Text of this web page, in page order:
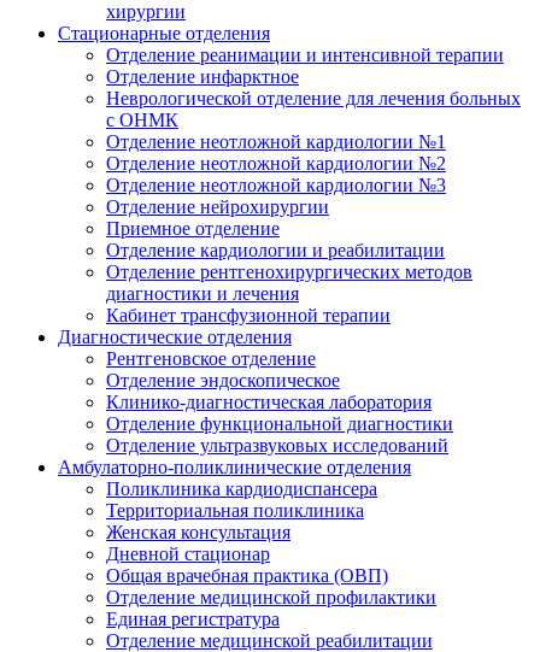
хирургии
Стационарные отделения
Отделение реанимации и интенсивной терапии
Отделение инфарктное
Неврологической отделение для лечения больных
с ОНМК
Отделение неотложной кардиологии №1
Отделение неотложной кардиологии №2
Отделение неотложной кардиологии №3
Отделение нейрохирургии
Приемное отделение
Отделение кардиологии и реабилитации
Отделение рентгенохирургических методов
диагностики и лечения
Кабинет трансфузионной терапии
Диагностические отделения
Рентгеновское отделение
Отделение эндоскопическое
Клинико-диагностическая лаборатория
Отделение функциональной диагностики
Отделение ультразвуковых исследований
Амбулаторно-поликлинические отделения
Поликлиника кардиодиспансера
Территориальная поликлиника
Женская консультация
Дневной стационар
Общая врачебная практика (ОВП)
Отделение медицинской профилактики
Единая регистратура
Отделение медицинской реабилитации